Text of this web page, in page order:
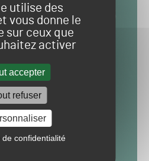
utilise des
vous donne le
sur ceux que
activer
accepter
refuser
de confidentialité